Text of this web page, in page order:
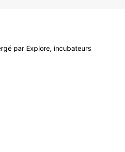
par Explore, incubateurs